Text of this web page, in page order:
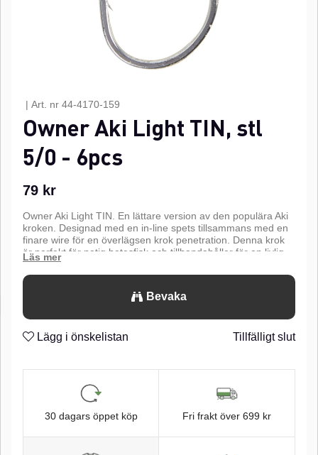
| Art. nr 44-4170-159
Owner Aki Light TIN, stl
5/0 - 6pcs
79 kr
Owner Aki Light TIN. En lättare version av den populära Aki
kroken. Designad med en in-line spets tillsammans med en
finare wire för en överlägsen krok penetration. Denna krok
är perfekt för petig betesfisk och tillhandahåller för en livlig
presentation med setups för lätta linor. Perfekt att binda
flugor för saltvattens fiske. Funktioner som Super Needle
Taff Wire
n
Super Needle Point
Tin finish
Bevaka
Lägg i önskelistan Tillfälligt slut
30 dagars öppet köp Fri frakt över 699 kr